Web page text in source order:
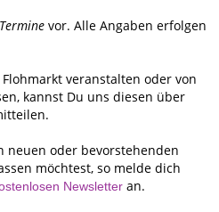
vor. Alle Angaben erfolgen
veranstalten oder von
kannst Du uns diesen über
neuen oder bevorstehenden
möchtest, so melde dich
Newsletter an.